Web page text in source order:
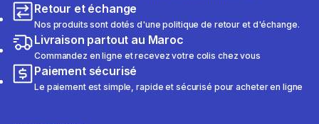
Retour et échange
Nos produits sont dotés d'une politique de retour et d'échange.
Livraison partout au Maroc
Commandez en ligne et recevez votre colis chez vous
Paiement sécurisé
Le paiement est simple, rapide et sécurisé pour acheter en ligne